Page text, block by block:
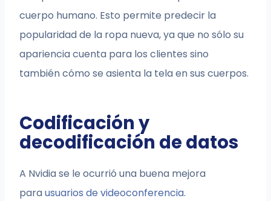
cuerpo humano. Esto permite predecir la
popularidad de la ropa nueva, ya que no sólo su
apariencia cuenta para los clientes sino
también cómo se asienta la tela en sus cuerpos.
Codificación y
decodificación de datos
A Nvidia se le ocurrió una buena mejora
parausuarios de videoconferencia.